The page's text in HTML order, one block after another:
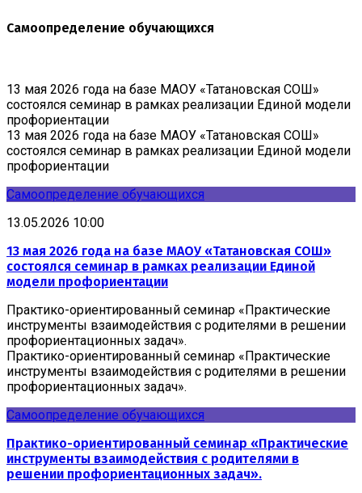
Самоопределение обучающихся
13 мая 2026 года на базе МАОУ «Татановская СОШ»
состоялся семинар в рамках реализации Единой модели
профориентации
13 мая 2026 года на базе МАОУ «Татановская СОШ»
состоялся семинар в рамках реализации Единой модели
профориентации
Самоопределение обучающихся
13.05.2026 10:00
13 мая 2026 года на базе МАОУ «Татановская СОШ»
состоялся семинар в рамках реализации Единой
модели профориентации
Практико-ориентированный семинар «Практические
инструменты взаимодействия с родителями в решении
профориентационных задач».
Практико-ориентированный семинар «Практические
инструменты взаимодействия с родителями в решении
профориентационных задач».
Самоопределение обучающихся
Практико-ориентированный семинар «Практические
инструменты взаимодействия с родителями в
решении профориентационных задач».